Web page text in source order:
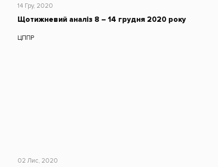
14 Гру, 2020
Щотижневий аналіз 8 – 14 грудня 2020 року
ЦППР
02 Лис, 2020